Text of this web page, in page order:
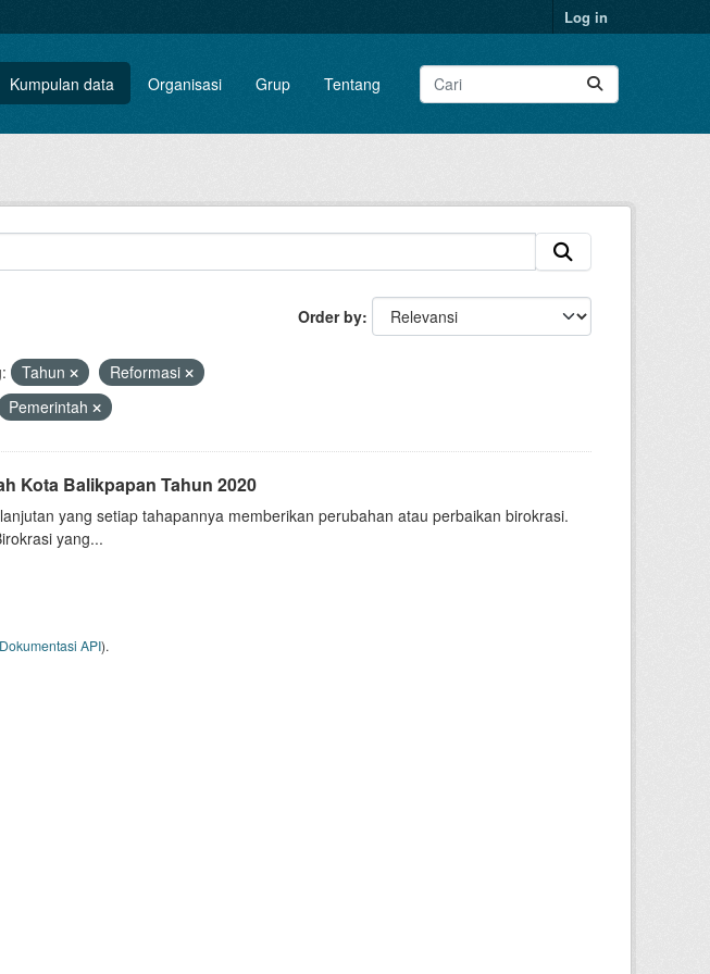
Log in
Kumpulan data Organisasi Grup Tentang
Order by
Tahun
Reformasi
Pemerintah
Kota Balikpapan Tahun 2020
yang setiap tahapannya memberikan perubahan atau perbaikan birokrasi.
yang...
Dokumentasi API).